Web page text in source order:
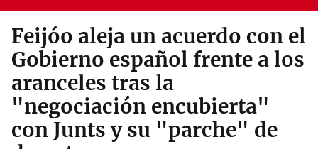
Feijóo aleja un acuerdo con el
Gobierno español frente a los
aranceles tras la
"negociación encubierta"
con Junts y su "parche" de